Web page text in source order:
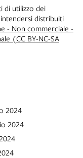
2024
2024
di utilizzo dei
distribuiti
- Non commerciale -
(CC BY-NC-SA